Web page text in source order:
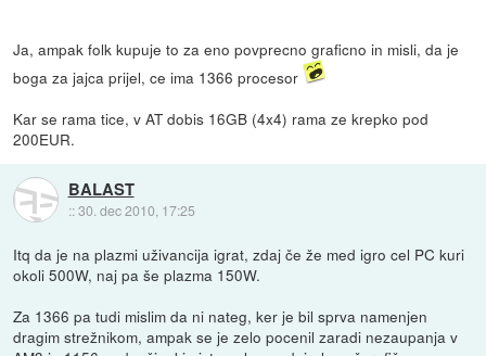
Ja, ampak folk kupuje to za eno povprecno graficno in misli, da je
boga za jajca prijel, ce ima 1366 procesor
Kar se rama tice, v AT dobis 16GB (4x4) rama ze krepko pod
200EUR.
BALAST
::30. dec 2010, 17:25
Itq da je na plazmi uživancija igrat, zdaj če že med igro cel PC kuri
okoli 500W, naj pa še plazma 150W.
Za 1366 pa tudi mislim da ni nateg, ker je bil sprva namenjen
dragim strežnikom, ampak se je zelo pocenil zaradi nezaupanja v